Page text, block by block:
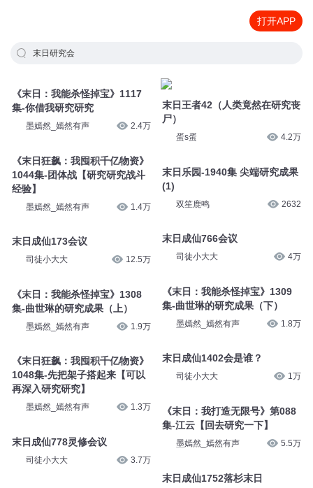
打开APP
末日研究会
《末日：我能杀怪掉宝》1117
集-你借我研究研究
墨嫣然_嫣然有声 2.4万
《末日狂飙：我囤积千亿物资》
1044集-团体战【研究研究战斗
经验】
墨嫣然_嫣然有声 1.4万
末日成仙173会议
司徒小大大 12.5万
《末日：我能杀怪掉宝》1308
集-曲世琳的研究成果（上）
墨嫣然_嫣然有声 1.9万
《末日狂飙：我囤积千亿物资》
1048集-先把架子搭起来【可以
再深入研究研究】
墨嫣然_嫣然有声 1.3万
末日成仙778灵修会议
司徒小大大 3.7万
末日王者42（人类竟然在研究丧
尸）
蛋s蛋 4.2万
末日乐园-1940集 尖端研究成果
(1)
双笙鹿鸣 2632
末日成仙766会议
司徒小大大 4万
《末日：我能杀怪掉宝》1309
集-曲世琳的研究成果（下）
墨嫣然_嫣然有声 1.8万
末日成仙1402会是谁？
司徒小大大 1万
《末日：我打造无限号》第088
集-江云【回去研究一下】
墨嫣然_嫣然有声 5.5万
末日成仙1752落杉末日